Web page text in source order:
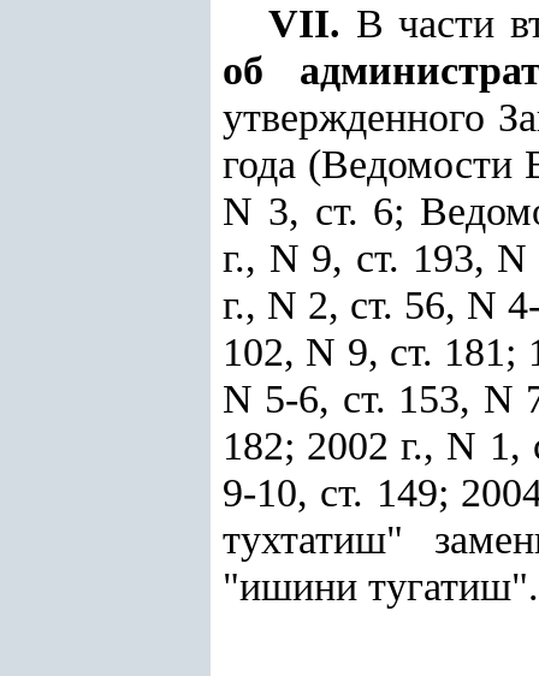
VII. В части
об
утвержденного
года (Ведомости
N 3, ст. 6;
г., N 9, ст. 193,
г., N 2, ст. 56, N
102, N 9, ст. 181;
N 5-6, ст. 153, N
182; 2002 г., N 1,
9-10, ст. 149;
тухтатиш"
"ишини тугатиш".